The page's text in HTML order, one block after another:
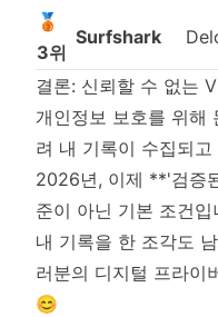
🥉
3위
Surfshark
결론: 신뢰할 수 없는
개인정보 보호를 위해
려 내 기록이 수집되
2026년, 이제 **'검증
준이 아닌 기본 조건입
내 기록을 한 조각도
러분의 디지털 프라이
😊